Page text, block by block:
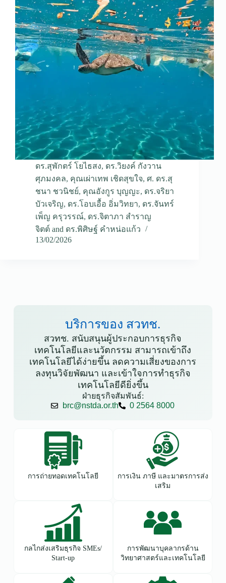
ดร.สุพักตร์ โยไธสง, ดร.วิยงค์ กังวาน
ศุภมงคล, คุณเผ่าเทพ เชิดสุขใจ, ศ. ดร.สุ
ชนา ชวนิชย์, คุณอังกูร บุญญะ, ดร.จริยา
บัวเจริญ, ดร.โอบเอื้อ อิ่มวิทยา, ดร.จันทร์
เพ็ญ ครุวรรณ์, ดร.จิตาภา สำราญ
จิตต์ and ดร.พิศิษฐ์ คำหน่อแก้ว
13/02/2026
บริการของ สวทช.
สวทช. สนับสนุนผู้ประกอบการธุรกิจ
เทคโนโลยีและนวัตกรรม สามารถเข้าถึง
เทคโนโลยีได้ง่ายขึ้น ลดความเสี่ยงของการ
ลงทุนวิจัยพัฒนา และเข้าใจการทำธุรกิจ
เทคโนโลยีดียิ่งขึ้น
ฝ่ายธุรกิจสัมพันธ์:
brc@nstda.or.th
0 2564 8000
การถ่ายทอดเทคโนโลยี
การเงิน ภาษี และมาตรการส่ง
เสริม
กลไกส่งเสริมธุรกิจ SMEs/
Start-up
การพัฒนาบุคลากรด้าน
วิทยาศาสตร์และเทคโนโลยี